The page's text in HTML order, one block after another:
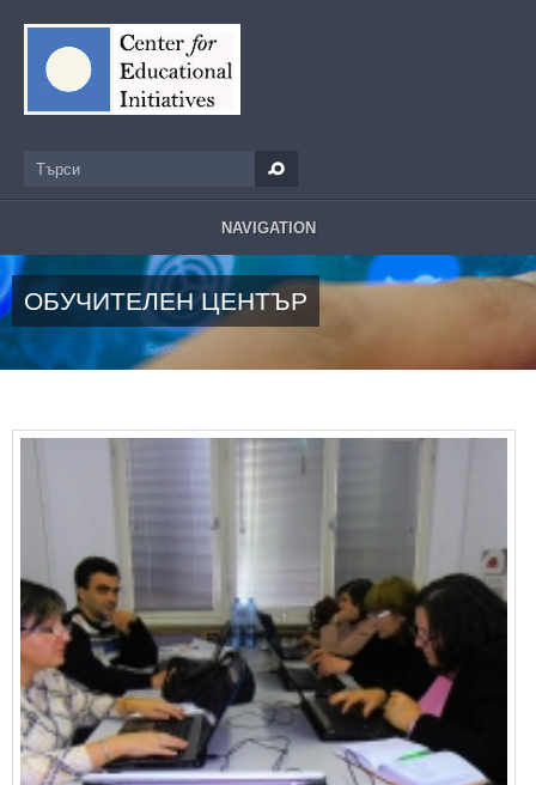
Търси
NAVIGATION
ОБУЧИТЕЛЕН ЦЕНТЪР